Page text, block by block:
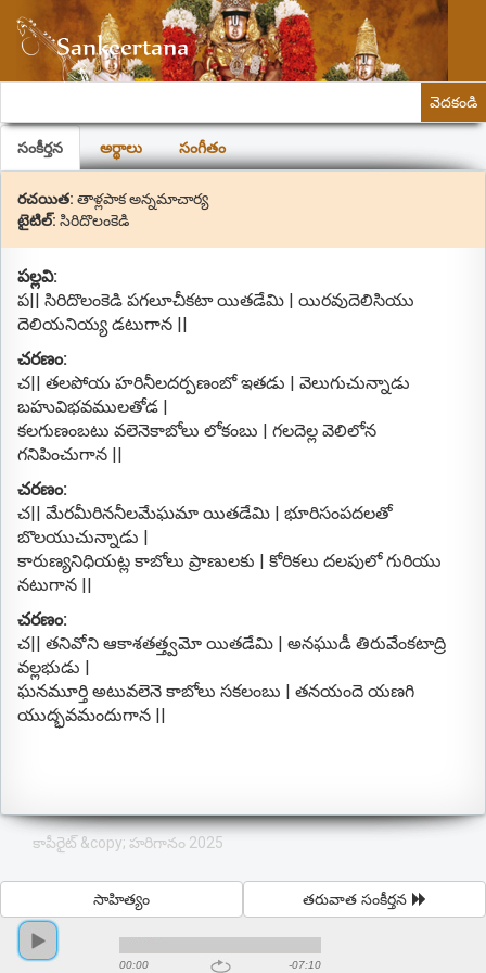
వెదకండి
సంకీర్తన అర్థాలు సంగీతం
రచయిత: తాళ్లపాక అన్నమాచార్య
టైటిల్: సిరిదొలంకెడి
పల్లవి:
ప|| సిరిదొలంకెడి పగలూచీకటా యితడేమి | యిరవుదెలిసియు
దెలియనియ్య డటుగాన ||
చరణం:
చ|| తలపోయ హరినీలదర్పణంబో ఇతడు | వెలుగుచున్నాడు
బహువిభవములతోడ |
కలగుణంబటు వలెనెకాబోలు లోకంబు | గలదెల్ల వెలిలోన
గనిపించుగాన ||
చరణం:
చ|| మేరమీరిననీలమేఘమా యితడేమి | భూరిసంపదలతో
బొలయుచున్నాడు |
కారుణ్యనిధియట్ల కాబోలు ప్రాణులకు | కోరికలు దలపులో గురియు
నటుగాన ||
చరణం:
చ|| తనివోని ఆకాశతత్త్వమో యితడేమి | అనఘుడీ తిరువేంకటాద్రి
వల్లభుడు |
ఘనమూర్తి అటువలెనె కాబోలు సకలంబు | తనయందె యణగి
యుద్భవమందుగాన ||
కాపీరైట్ &copy; హరిగానం 2025
తరువాత సంకీర్తన
సాహిత్యం
00:00 -07:10